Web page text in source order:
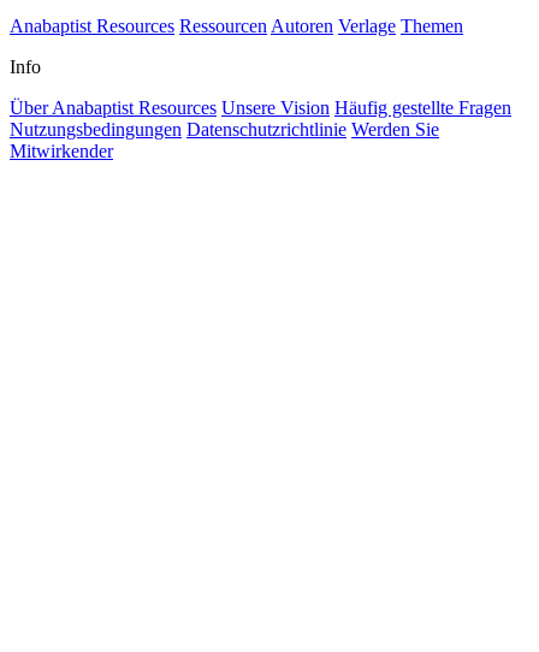
Anabaptist Resources Ressourcen Autoren Verlage Themen
Info
Über Anabaptist Resources Unsere Vision Häufig gestellte Fragen
Nutzungsbedingungen Datenschutzrichtlinie Werden Sie
Mitwirkender